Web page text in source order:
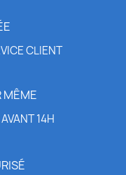
CLIENT
MÊME
14H